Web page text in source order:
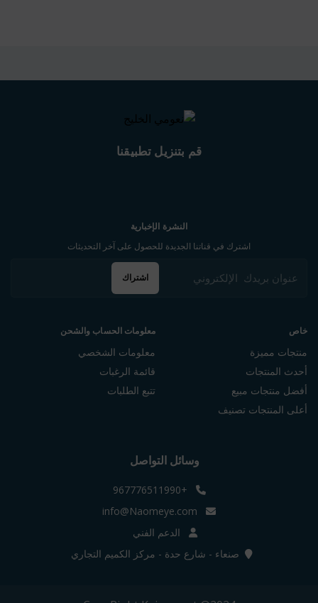
قم بتنزيل تطبيقنا
خاص
منتجات مميزة
أحدث المنتجات
أفضل منتجات مبيع
أعلى المنتجات تصنيف
معلومات الحساب والشحن
معلومات الشخصي
قائمة الرغبات
تتبع الطلبات
النشرة الإخبارية
اشترك في قناتنا الجديدة للحصول على آخر التحديثات
اشتراك
وسائل التواصل
+967776511990
الدعم الفني
صنعاء - شارع حدة - مركز الكميم التجاري